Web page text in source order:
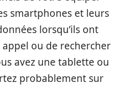
smartphones et leurs
lorsqu’ils ont
ou de rechercher
avez une tablette ou
probablement sur